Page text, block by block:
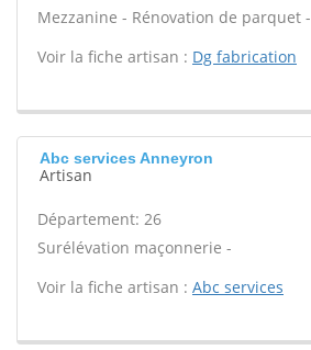
Mezzanine - Rénovation de parquet -
Voir la fiche artisan : Dg fabrication
Abc services Anneyron
Artisan
Département: 26
Surélévation maçonnerie -
Voir la fiche artisan : Abc services